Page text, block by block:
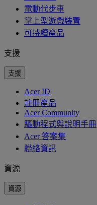
電動代步車
掌上型遊戲裝置
可持續產品
支援
支援
Acer ID
註冊產品
Acer Community
驅動程式與說明手冊
Acer 答案集
聯絡資訊
資源
資源